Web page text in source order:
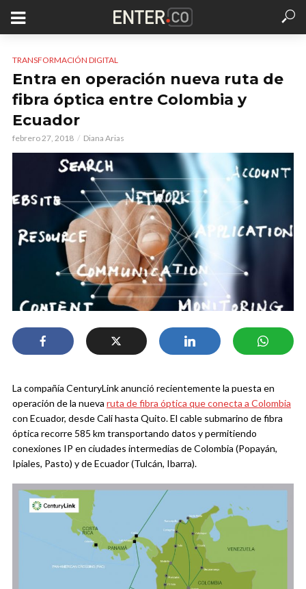
TRANSFORMACIÓN DIGITAL
Entra en operación nueva ruta de
fibra óptica entre Colombia y
Ecuador
febrero 27, 2018 Diana Arias
La compañía CenturyLink anunció recientemente la puesta en
operación de la nueva ruta de fibra óptica que conecta a Colombia
con Ecuador, desde Cali hasta Quito. El cable submarino de fibra
óptica recorre 585 km transportando datos y permitiendo
conexiones IP en ciudades intermedias de Colombia (Popayán,
Ipiales, Pasto) y de Ecuador (Tulcán, Ibarra).